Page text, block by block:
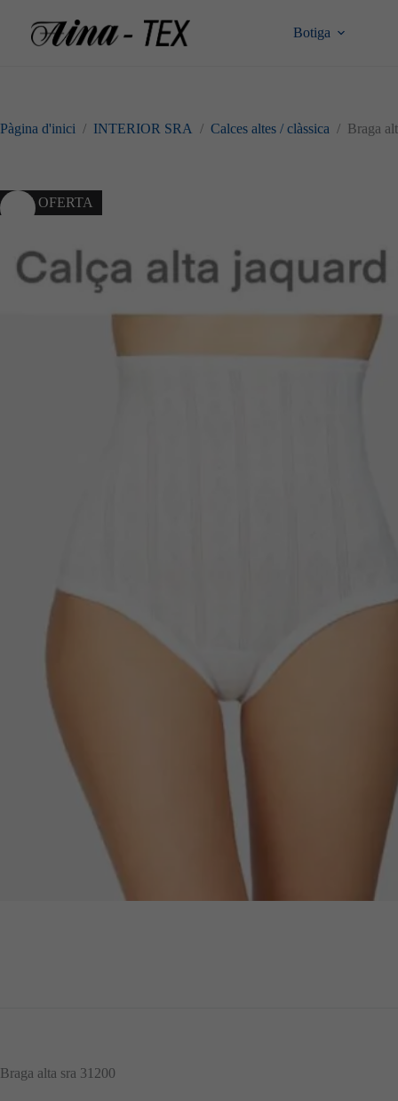
contingut
Botiga
Pàgina d'inici / INTERIOR SRA / Calces altes / clàssica / Braga
10% OFERTA
Braga alta sra 31200